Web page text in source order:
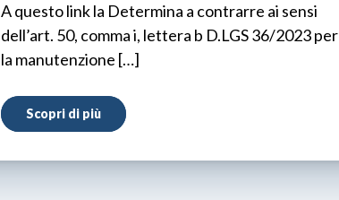
A questo link la Determina a contrarre ai sensi
dell’art. 50, comma i, lettera b D.LGS 36/2023 per
la manutenzione […]
Scopri di più